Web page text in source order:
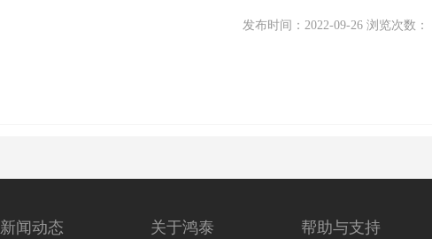
发布时间：2022-09-26 浏览次数：
新闻动态 关于鸿泰 帮助与支持